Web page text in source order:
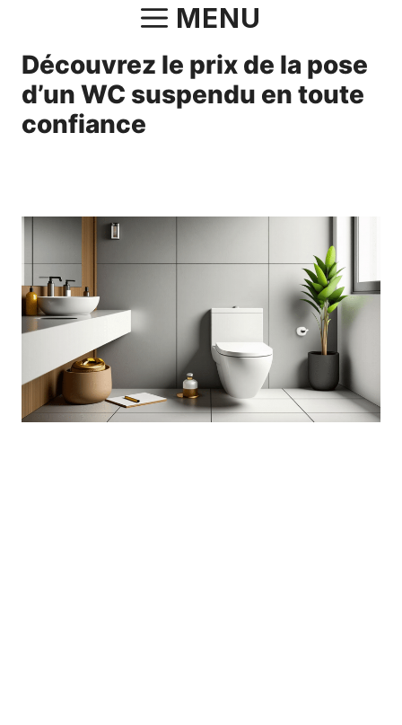
contenu
MENU
Découvrez le prix de la pose
d’un WC suspendu en toute
confiance